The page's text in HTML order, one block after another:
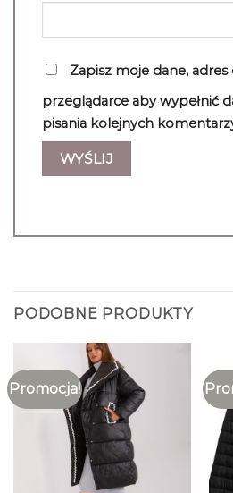
Zapisz moje dane,
przeglądarce aby wypełnić
pisania kolejnych
PODOBNE PRODUKTY
Promocja!